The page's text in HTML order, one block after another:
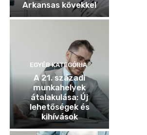
Arkansas kövekkel
EGYÉB KATEGÓRIA
A 21. századi
munkahelyek
átalakulása: Új
lehetőségek és
kihívások